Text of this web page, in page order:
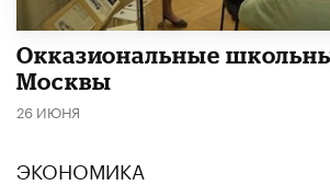
​Окказиональные
Москвы
26 ИЮНЯ
ЭКОНОМИКА